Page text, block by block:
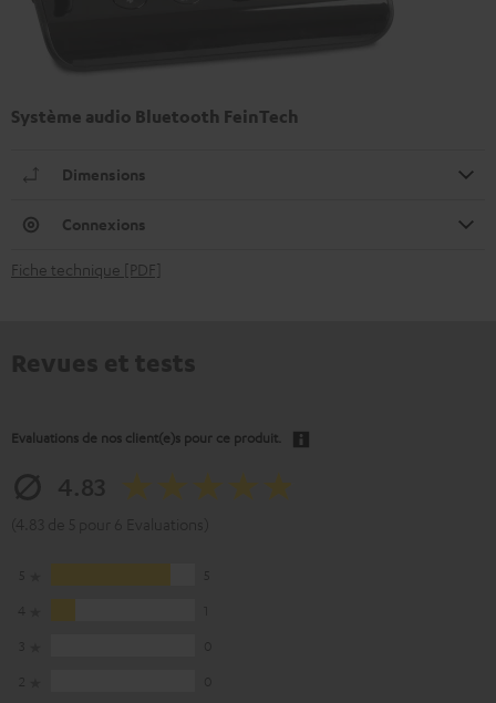
Système audio Bluetooth FeinTech
Dimensions
Connexions
Fiche technique [PDF]
Evaluations de nos client(e)s pour ce produit.